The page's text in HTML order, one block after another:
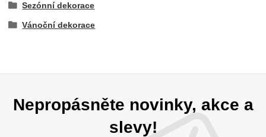
Sezónní dekorace
Vánoční dekorace
Nepropásněte novinky, akce a
slevy!